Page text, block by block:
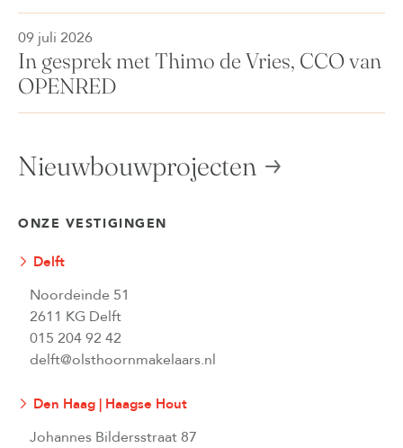
09 juli 2026
In gesprek met Thimo de Vries, CCO van
OPENRED
Nieuwbouwprojecten
ONZE VESTIGINGEN
Delft
Noordeinde 51
2611 KG Delft
015 204 92 42
delft@olsthoornmakelaars.nl
Den Haag | Haagse Hout
Johannes Bildersstraat 87